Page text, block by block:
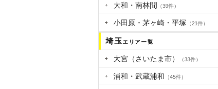
大和・南林間 （39件）
小田原・茅ヶ崎・平塚 （21件）
埼玉 エリア一覧
大宮（さいたま市） （33件）
浦和・武蔵浦和 （45件）